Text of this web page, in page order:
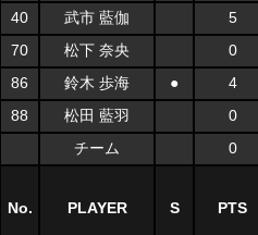
40
武市 藍伽 5
70
松下 奈央 0
86
鈴木 歩海 ● 4
88
松田 藍羽 0
チーム
0
No. PLAYER S PTS